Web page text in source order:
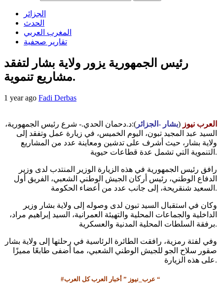
الجزائر
الحدث
المغرب العربي
تقارير صحفية
رئيس الجمهورية يزور ولاية بشار لتفقد
مشاريع تنموية.
1 year ago Fadi Derbas
العرب نيوز (بشار -الجزائر ):د.دحمان الحدي.- شرع رئيس الجمهورية،
السيد عبد المجيد تبون، اليوم الخميس، في زيارة عمل وتفقد إلى
ولاية بشار، حيث أشرف على تدشين ومعاينة عدد من المشاريع
التنموية التي تشمل عدة قطاعات حيوية.
رافق رئيس الجمهورية في هذه الزيارة الوزير المنتدب لدى وزير
الدفاع الوطني، رئيس أركان الجيش الوطني الشعبي، الفريق أول
السعيد شنقريحة، إلى جانب عدد من أعضاء الحكومة.
وكان في استقبال السيد تبون لدى وصوله إلى ولاية بشار وزير
الداخلية والجماعات المحلية والتهيئة العمرانية، السيد إبراهيم مراد،
برفقة السلطات المحلية المدنية والعسكرية.
وفي لفتة رمزية، رافقت الطائرة الرئاسية في رحلتها إلى ولاية بشار
صقور سلاح الجو للجيش الوطني الشعبي، مما أضفى طابعًا مميزًا
على هذه الزيارة.
#عرب_نيوز ” أخبار العرب كل العرب “